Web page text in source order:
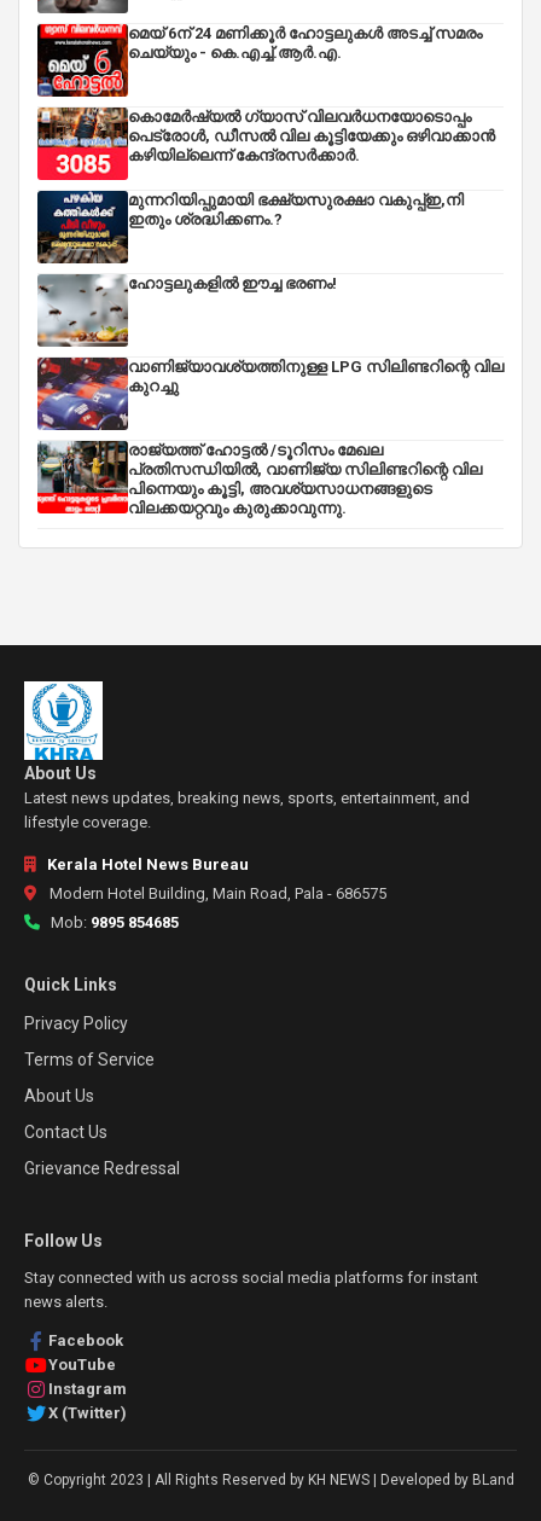
മെയ് 6ന് 24 മണിക്കൂർ ഹോട്ടലുകൾ അടച്ച് സമരം
ചെയ്യും - കെ.എച്ച്.ആർ.എ.
കൊമേർഷ്യൽ ഗ്യാസ് വിലവർധനയോടൊപ്പം
പെട്രോൾ, ഡീസല്‍ വില കൂട്ടിയേക്കും ഒഴിവാക്കാന്‍
കഴിയില്ലെന്ന് കേന്ദ്രസര്‍ക്കാര്‍.
മുന്നറിയിപ്പുമായി ഭക്ഷ്യസുരക്ഷാ വകുപ്പ്ഇ,നി
ഇതും ശ്രദ്ധിക്കണം.?
ഹോട്ടലുകളിൽ ഈച്ച ഭരണം!
വാണിജ്യാവശ്യത്തിനുള്ള LPG സിലിണ്ടറിന്റെ വില
കുറച്ചു
രാജ്യത്ത് ഹോട്ടൽ /ടൂറിസം മേഖല
പ്രതിസന്ധിയിൽ, വാണിജ്യ സിലിണ്ടറിന്റെ വില
പിന്നെയും കൂട്ടി, അവശ്യസാധനങ്ങളുടെ
വിലക്കയറ്റവും കുരുക്കാവുന്നു.
About Us
Latest news updates, breaking news, sports, entertainment, and
lifestyle coverage.
Kerala Hotel News Bureau
Modern Hotel Building, Main Road, Pala - 686575
Mob: 9895 854685
Quick Links
Privacy Policy
Terms of Service
About Us
Contact Us
Grievance Redressal
Follow Us
Stay connected with us across social media platforms for instant
news alerts.
Facebook
YouTube
Instagram
X (Twitter)
© Copyright 2023 | All Rights Reserved by KH NEWS | Developed by BLand